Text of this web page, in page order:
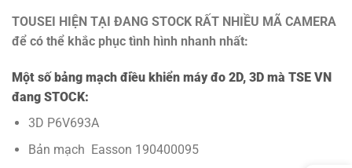
TOUSEI HIỆN TẠI ĐANG STOCK RẤT NHIỀU MÃ CAMERA
để có thể khắc phục tình hình nhanh nhất:
Một số bảng mạch điều khiển máy đo 2D, 3D mà TSE VN
đang STOCK:
3D P6V693A
Bản mạch Easson 190400095